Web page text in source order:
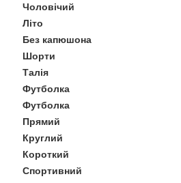
Чоловічий
Літо
Без капюшона
Шорти
Талія
Футболка
Футболка
Прямий
Круглий
Короткий
Спортивний